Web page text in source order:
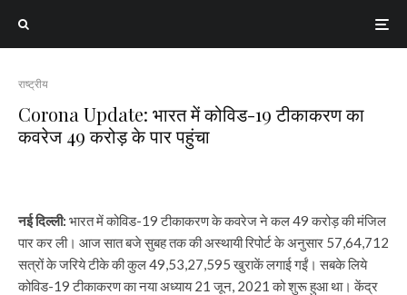
राष्ट्रीय
Corona Update: भारत में कोविड-19 टीकाकरण का
कवरेज 49 करोड़ के पार पहुंचा
नई दिल्ली: भारत में कोविड-19 टीकाकरण के कवरेज ने कल 49 करोड़ की मंजिल
पार कर ली। आज सात बजे सुबह तक की अस्थायी रिपोर्ट के अनुसार 57,64,712
सत्रों के जरिये टीके की कुल 49,53,27,595 खुराकें लगाई गईं। सबके लिये
कोविड-19 टीकाकरण का नया अध्याय 21 जून, 2021 को शुरू हुआ था। केंद्र